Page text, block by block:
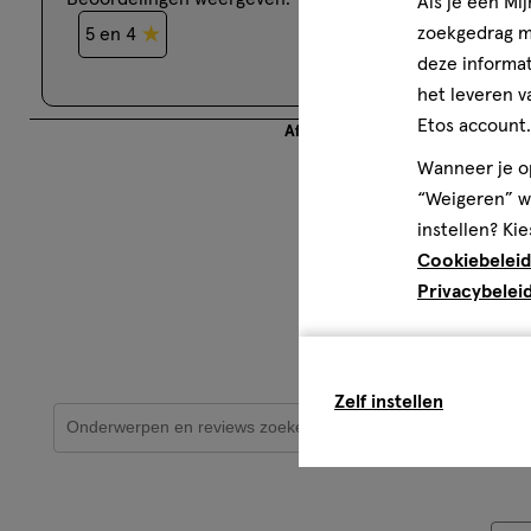
5 en 4
3
2
Afbeeldingen en video's van
Onderwerpen en beoordelingen zoeken per regio
zoekgedrag
deze
het leveren
Etos account.
Wanneer je
“Weigeren”
instellen?
Cookiebeleid
Zelf instellen